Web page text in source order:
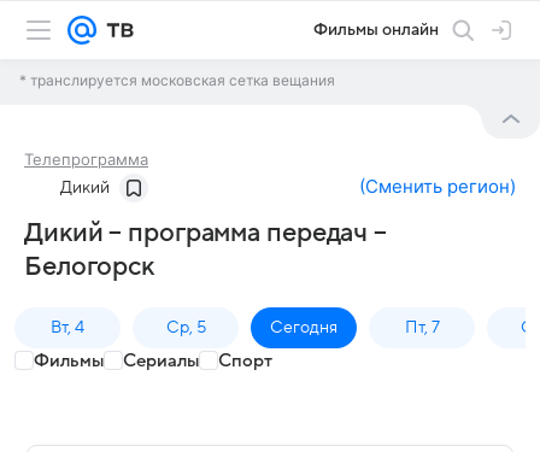
Фильмы онлайн
* транслируется московская сетка вещания
Телепрограмма
Дикий (Сменить регион)
Дикий – программа передач –
Белогорск
Вт, 4 Ср, 5 Сегодня Пт, 7
Фильмы Сериалы Спорт